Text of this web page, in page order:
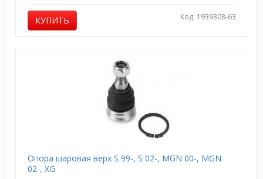
КУПИТЬ Код: 1939308-63
Опора шаровая верх S 99-, S 02-, MGN 00-, MGN
02-, XG